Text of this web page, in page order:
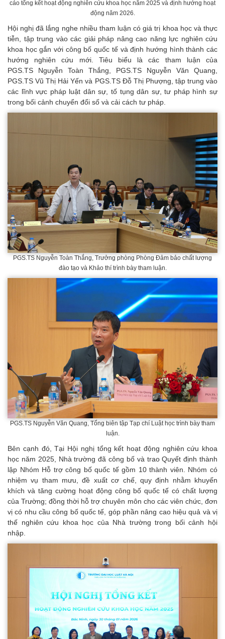
cáo tổng kết hoạt động nghiên cứu khoa học năm 2025 và định hướng hoạt
động năm 2026.
Hội nghị đã lắng nghe nhiều tham luận có giá trị khoa học và thực
tiễn, tập trung vào các giải pháp nâng cao năng lực nghiên cứu
khoa học gắn với công bố quốc tế và định hướng hình thành các
hướng nghiên cứu mới. Tiêu biểu là các tham luận của
PGS.TS Nguyễn Toàn Thắng, PGS.TS Nguyễn Văn Quang,
PGS.TS Vũ Thị Hải Yến và PGS.TS Đỗ Thị Phượng, tập trung vào
các lĩnh vực pháp luật dân sự, tố tụng dân sự, tư pháp hình sự
trong bối cảnh chuyển đổi số và cải cách tư pháp.
PGS.TS Nguyễn Toàn Thắng, Trưởng phòng Phòng Đảm bảo chất lượng
đào tạo và Khảo thí trình bày tham luận.
PGS.TS Nguyễn Văn Quang, Tổng biên tập Tạp chí Luật học trình bày tham
luận.
Bên cạnh đó, Tại Hội nghị tổng kết hoạt động nghiên cứu khoa
học năm 2025, Nhà trường đã công bố và trao Quyết định thành
lập Nhóm Hỗ trợ công bố quốc tế gồm 10 thành viên. Nhóm có
nhiệm vụ tham mưu, đề xuất cơ chế, quy định nhằm khuyến
khích và tăng cường hoạt động công bố quốc tế có chất lượng
của Trường; đồng thời hỗ trợ chuyên môn cho các viên chức, đơn
vị có nhu cầu công bố quốc tế, góp phần nâng cao hiệu quả và vị
thế nghiên cứu khoa học của Nhà trường trong bối cảnh hội
nhập.